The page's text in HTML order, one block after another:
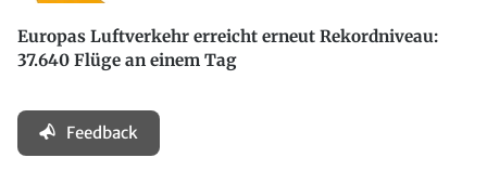
Europas Luftverkehr erreicht erneut Rekordniveau:
37.640 Flüge an einem Tag
Feedback